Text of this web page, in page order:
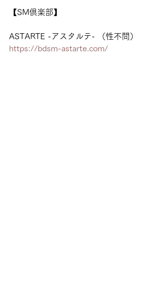
【SM倶楽部】
ASTARTE -アスタルテ- （性不問）
https://bdsm-astarte.com/